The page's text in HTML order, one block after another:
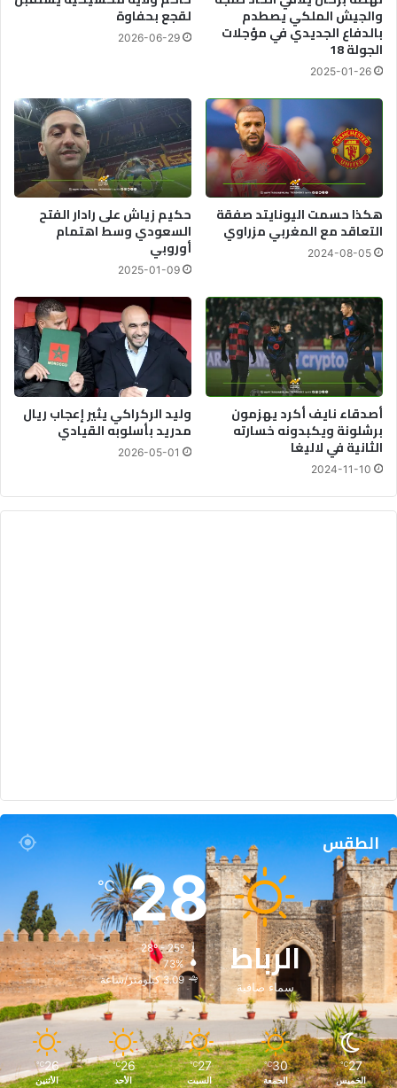
والجيش الملكي يصطدم
بالدفاع الجديدي في مؤجلات
الجولة 18
2025-01-26
لقجع بحفاوة
2026-06-29
هكذا حسمت اليونايتد صفقة
التعاقد مع المغربي مزراوي
2024-08-05
حكيم زياش على رادار الفتح
السعودي وسط اهتمام
أوروبي
2025-01-09
أصدقاء نايف أكرد يهزمون
برشلونة ويكبدونه خسارته
الثانية في لاليغا
2024-11-10
وليد الركراكي يثير إعجاب ريال
مدريد بأسلوبه القيادي
2026-05-01
الطقس
الرباط
سماء صافية
28
℃
28º - 25º
73%
3.09 كيلومتر/ساعة
27
℃
الخميس
30
℃
الجمعة
27
℃
السبت
26
℃
الأحد
26
℃
الأثنين